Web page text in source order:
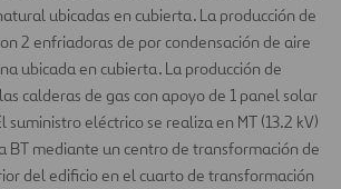
ubicadas en cubierta. La producción de
2 enfriadoras de por condensación de aire
ubicada en cubierta. La producción de
calderas de gas con apoyo de 1 panel solar
suministro eléctrico se realiza en MT (13.2 kV)
BT mediante un centro de transformación de
del edificio en el cuarto de transformación